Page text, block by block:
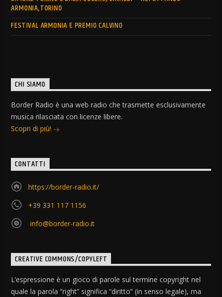
ARMONIA,TORINO
FESTIVAL ARMONIA E PREMIO CALVINO
CHI SIAMO
Border Radio è una web radio che trasmette esclusivamente
musica rilasciata con licenze libere.
Scopri di più!
CONTATTI
https://border-radio.it/
+39 331 117 1156
info@border-radio.it
CREATIVE COMMONS/COPYLEFT
L’espressione è un gioco di parole sul termine copyright nel
quale la parola “right” significa “diritto” (in senso legale), ma